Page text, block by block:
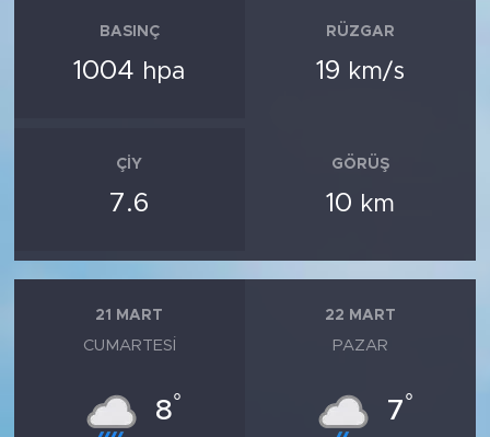
BASINÇ
1004 hpa
RÜZGAR
19 km/s
ÇIY
7.6
GÖRÜŞ
10 km
21 MART
CUMARTESI
8°
22 MART
PAZAR
7°